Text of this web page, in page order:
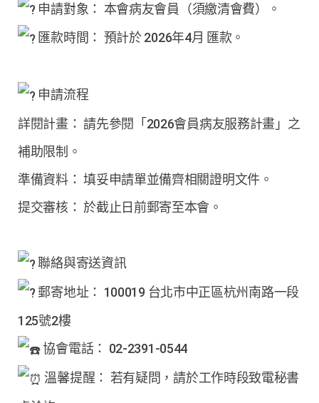
申請對象： 本會病友會員（須繳清會費）。
匯款時間： 預計於 2026年4月 匯款。
申請流程
詳閱計畫： 請先參閱「2026會員病友服務計畫」之
補助限制。
準備資料： 填妥申請單並備齊相關證明文件。
提交審核： 於截止日前郵寄至本會。
聯絡與寄送資訊
郵寄地址： 100019 台北市中正區杭州南路一段
125號2樓
協會電話： 02-2391-0544
溫馨提醒： 若有疑問，請於工作時段致電秘書